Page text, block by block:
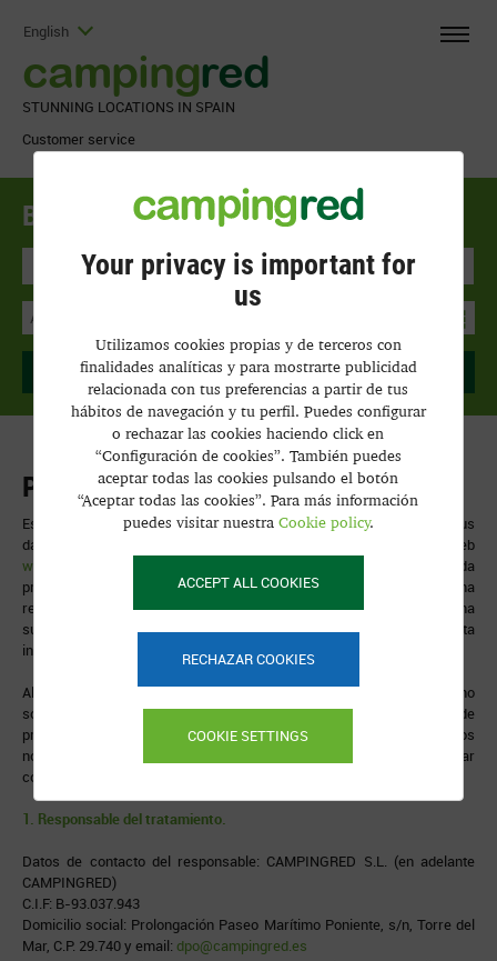
English
campingred
STUNNING LOCATIONS IN SPAIN
Customer service
Book a Campsite Plot Bungalows
All Accommodations
SEARCH
Privacy Policy
Este texto legal le da detalles de cómo recopilamos y procesamos sus
datos personales a través del uso de nuestro sitio web
www.campingred.es
, incluyendo cualquier información que pueda
proporcionarnos a través del sitio cuando realiza la contratación de una
reserva en unos de los campings de nuestra cadena, o nos proporciona
sus datos a través de los formularios habilitados a tal efecto, o solicita
información para pertenecer a nuestra cadena CAMPINGRED.
Al proporcionarnos los datos, le informamos que nuestros servicios no
son posibles para aquellas personas que la normativa les impide
prestar consentimiento, por lo que cuando nos remite los formularios
nos garantiza que tiene la capacidad suficiente para otorgar
consentimiento.
1. Responsable del tratamiento.
Datos de contacto del responsable: CAMPINGRED S.L. (en adelante
CAMPINGRED)
C.I.F: B-93.037.943
Domicilio social: Prolongación Paseo Marítimo Poniente, s/n, Torre del
Mar, C.P. 29.740 y email: dpo@campingred.es
Your privacy is important for
us
Utilizamos cookies propias y de terceros con
finalidades analíticas y para mostrarte publicidad
relacionada con tus preferencias a partir de tus
hábitos de navegación y tu perfil. Puedes configurar
o rechazar las cookies haciendo click en
“Configuración de cookies”. También puedes
aceptar todas las cookies pulsando el botón
“Aceptar todas las cookies”. Para más información
puedes visitar nuestra Cookie policy.
ACCEPT ALL COOKIES
RECHAZAR COOKIES
COOKIE SETTINGS